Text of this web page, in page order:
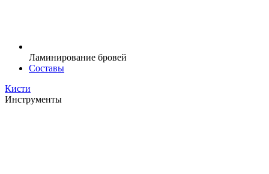
Ламинирование бровей
Составы
Кисти
Инструменты